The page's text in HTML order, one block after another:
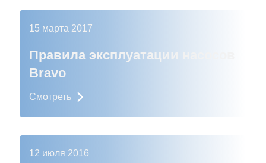
15 марта 2017
Правила эксплуатации насосов
Bravo
Смотреть
12 июля 2016